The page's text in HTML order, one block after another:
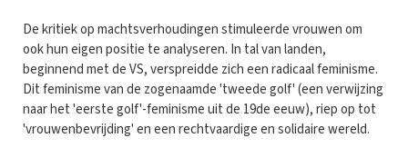
De kritiek op machtsverhoudingen stimuleerde vrouwen om
ook hun eigen positie te analyseren. In tal van landen,
beginnend met de VS, verspreidde zich een radicaal feminisme.
Dit feminisme van de zogenaamde 'tweede golf' (een verwijzing
naar het 'eerste golf'-feminisme uit de 19de eeuw), riep op tot
'vrouwenbevrijding' en een rechtvaardige en solidaire wereld.